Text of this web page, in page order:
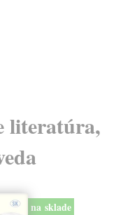
literatúra,
na sklade